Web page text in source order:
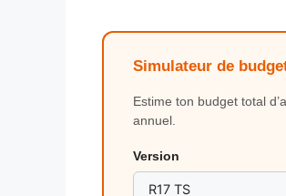
Simulateur de
Estime ton budget total
annuel.
Version